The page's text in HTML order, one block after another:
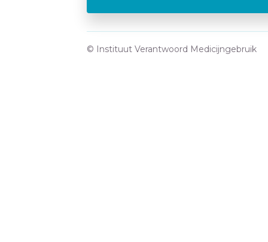
© Instituut Verantwoord Medicijngebruik